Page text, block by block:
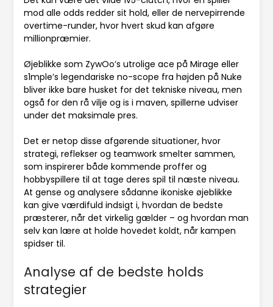
mod alle odds redder sit hold, eller de nervepirrende
overtime-runder, hvor hvert skud kan afgøre
millionpræmier.
Øjeblikke som ZywOo’s utrolige ace på Mirage eller
s1mple’s legendariske no-scope fra højden på Nuke
bliver ikke bare husket for det tekniske niveau, men
også for den rå vilje og is i maven, spillerne udviser
under det maksimale pres.
Det er netop disse afgørende situationer, hvor
strategi, reflekser og teamwork smelter sammen,
som inspirerer både kommende proffer og
hobbyspillere til at tage deres spil til næste niveau.
At gense og analysere sådanne ikoniske øjeblikke
kan give værdifuld indsigt i, hvordan de bedste
præsterer, når det virkelig gælder – og hvordan man
selv kan lære at holde hovedet koldt, når kampen
spidser til.
Analyse af de bedste holds
strategier